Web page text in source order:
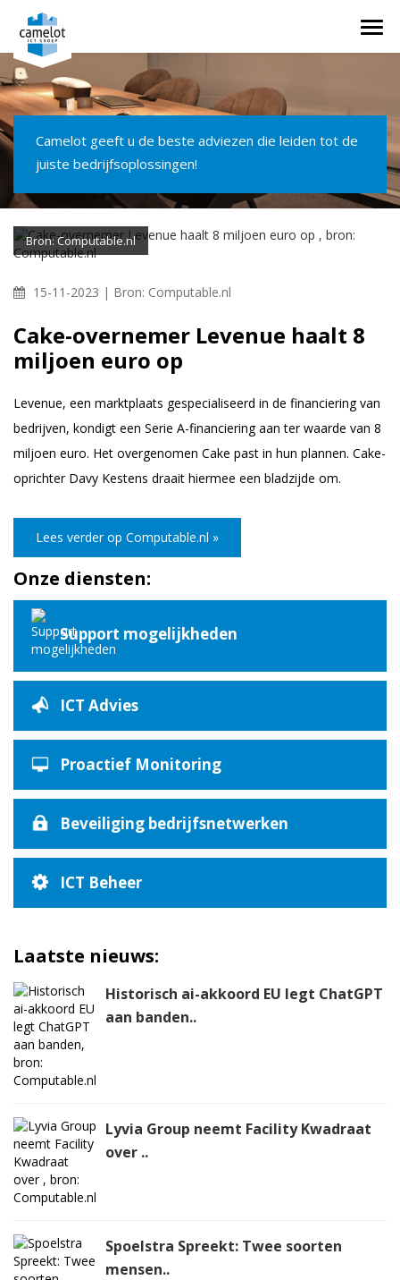
Camelot geeft u de beste adviezen die leiden tot de
juiste bedrijfsoplossingen!
Bron: Computable.nl
15-11-2023 | Bron: Computable.nl
Cake-overnemer Levenue haalt 8
miljoen euro op
Levenue, een marktplaats gespecialiseerd in de financiering van
bedrijven, kondigt een Serie A-financiering aan ter waarde van 8
miljoen euro. Het overgenomen Cake past in hun plannen. Cake-
oprichter Davy Kestens draait hiermee een bladzijde om.
Lees verder op Computable.nl »
Onze diensten:
Support mogelijkheden
ICT Advies
Proactief Monitoring
Beveiliging bedrijfsnetwerken
ICT Beheer
Laatste nieuws:
Historisch ai-akkoord EU legt ChatGPT
aan banden..
Lyvia Group neemt Facility Kwadraat
over ..
Spoelstra Spreekt: Twee soorten
mensen..